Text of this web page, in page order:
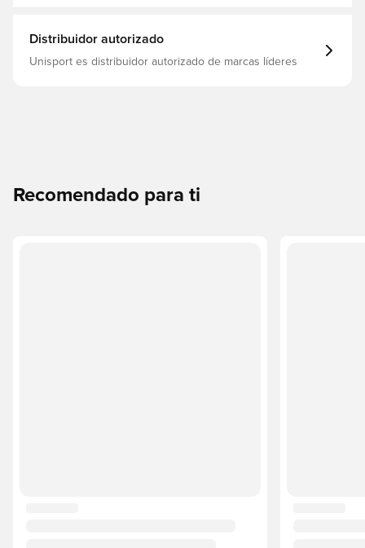
Distribuidor autorizado
Unisport es distribuidor autorizado de marcas líderes
Recomendado para ti